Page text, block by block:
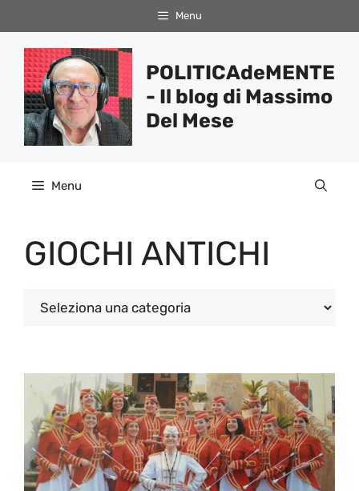
al
contenuto
Menu
POLITICAdeMENTE
- Il blog di Massimo
Del Mese
Menu
GIOCHI ANTICHI
Categorie